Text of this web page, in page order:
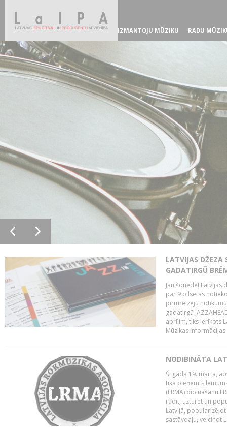
IZMANTOJU MŪZIKU RADU
LATVIJAS DŽEZA
GADATIRGŪ
Jau šonedēļ Latvijas
par 9 pilsētās
pirmreizēju
gadatirgū
aprīlim, tiks ierīkots
Mūzikas informācijas
NODIBINĀTA
Šī gada 19. martā,
tika pieņemts
(LRMA)
radīt, uzturēt un
Latvijā,
sastāvdaļu, veicinot